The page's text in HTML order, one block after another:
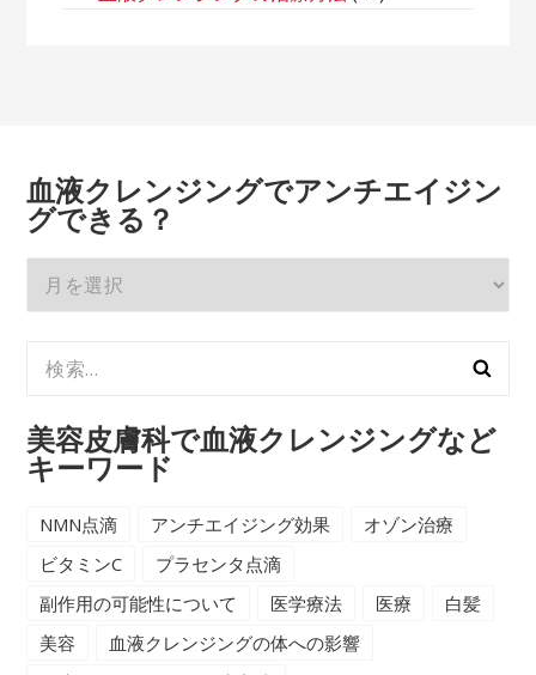
血液クレンジングでアンチエイジン
グできる？
ジ
ン
グ
で
ア
チ
エ
索:
美容皮膚科で血液クレンジングなど
キーワード
NMN点滴 アンチエイジング効果
オゾン治療
ビタミンC
プラセンタ点滴
副作用の可能性について
医学療法 医療
白髪
美容
血液クレンジングの体への影響